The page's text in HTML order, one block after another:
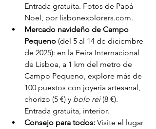
Entrada gratuita. Fotos de Papá
Noel, por lisbonexplorers.com.
Mercado navideño de Campo
Pequeno (del 5 al 14 de diciembre
de 2025): en la Feira Internacional
de Lisboa, a 1 km del metro de
Campo Pequeno, explore más de
100 puestos con joyería artesanal,
chorizo (5 €) y bolo rei (8 €).
Entrada gratuita, interior.
Consejo para todos: Visite el lugar